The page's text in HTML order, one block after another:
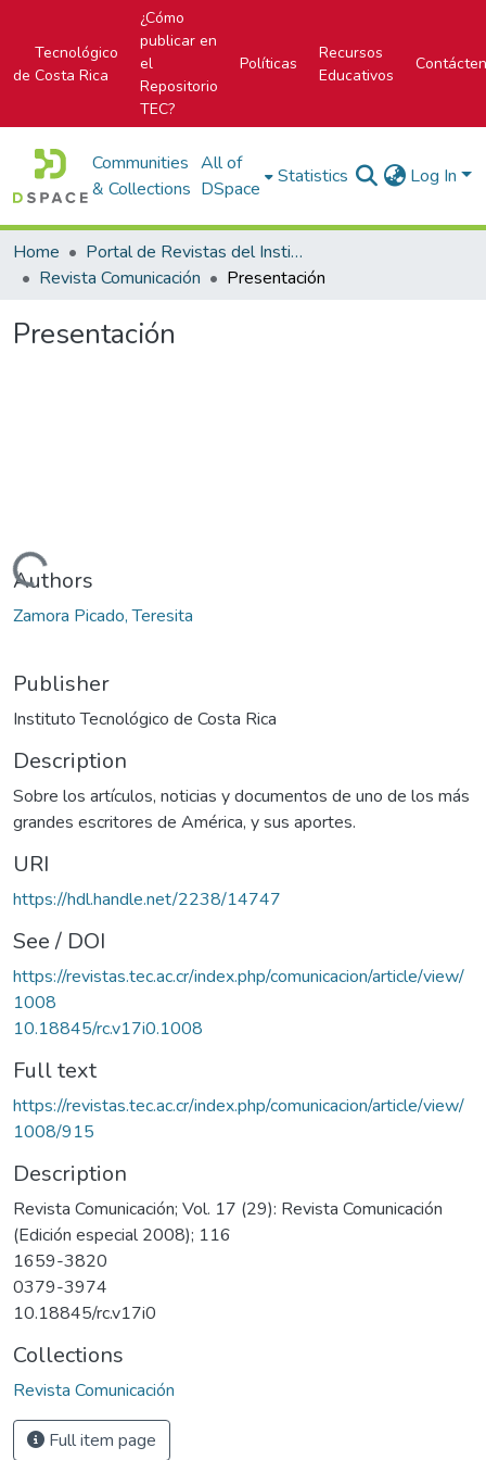
Tecnológico
de Costa Rica
¿Cómo
publicar en
el
Repositorio
TEC?
Políticas
Recursos
Educativos
Communities
& Collections
All of
DSpace
Statistics Log In
Home
Portal de Revistas del Instituto Tecnológico de Costa Rica
Revista Comunicación
Presentación
Presentación
Loading...
Authors
Zamora Picado, Teresita
Publisher
Instituto Tecnológico de Costa Rica
Description
Sobre los artículos, noticias y documentos de uno de los más
grandes escritores de América, y sus aportes.
URI
https://hdl.handle.net/2238/14747
See / DOI
https://revistas.tec.ac.cr/index.php/comunicacion/article/view/
1008
10.18845/rc.v17i0.1008
Full text
https://revistas.tec.ac.cr/index.php/comunicacion/article/view/
1008/915
Description
Revista Comunicación; Vol. 17 (29): Revista Comunicación
(Edición especial 2008); 116
1659-3820
0379-3974
10.18845/rc.v17i0
Collections
Revista Comunicación
Full item page